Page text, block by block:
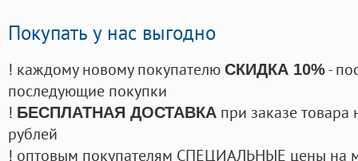
Покупать у нас выгодно
! каждому новому покупателю СКИДКА 10%-
последующие покупки
! БЕСПЛАТНАЯ ДОСТАВКА при заказе
рублей
! оптовым покупателям СПЕЦИАЛЬНЫЕ цены на